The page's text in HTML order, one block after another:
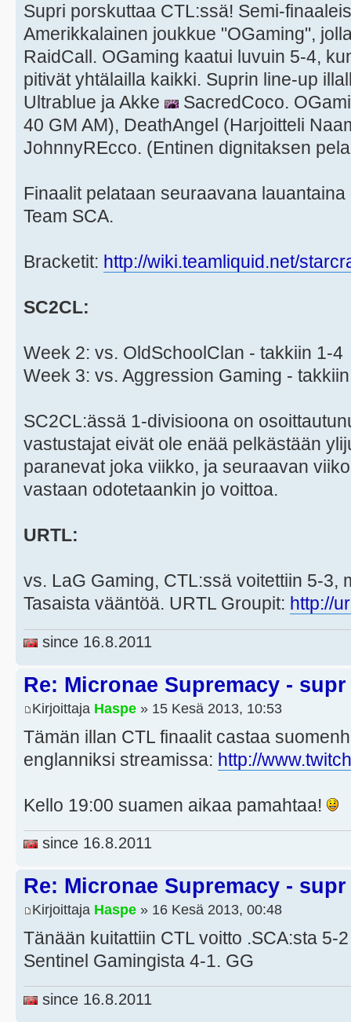
Supri porskuttaa CTL:ssä! Semi-
Amerikkalainen joukkue "OGaming",
RaidCall. OGaming kaatui luvuin 5-4,
pitivät yhtälailla kaikki. Suprin line-up
Ultrablue ja Akke
SacredCoco.
40 GM AM), DeathAngel (Harjoitteli
JohnnyREcco. (Entinen dignitaksen
Finaalit pelataan seuraavana
Team SCA.
Bracketit: http://wiki.teamliquid.net/
SC2CL:
Week 2: vs. OldSchoolClan - takkiin 1-4
Week 3: vs. Aggression Gaming -
SC2CL:ässä 1-divisioona on
vastustajat eivät ole enää pelkästään
paranevat joka viikko, ja seuraavan
vastaan odotetaankin jo voittoa.
URTL:
vs. LaG Gaming, CTL:ssä voitettiin 5-3,
Tasaista vääntöä. URTL Groupit: http://
since 16.8.2011
Re: Micronae Supremacy - supr
Kirjoittaja Haspe » 15 Kesä 2013, 10:53
Tämän illan CTL finaalit castaa
englanniksi streamissa: http://
Kello 19:00 suamen aikaa pamahtaa!
since 16.8.2011
Re: Micronae Supremacy - supr
Kirjoittaja Haspe » 16 Kesä 2013, 00:48
Tänään kuitattiin CTL voitto .SCA:sta 5-
Sentinel Gamingista 4-1. GG
since 16.8.2011